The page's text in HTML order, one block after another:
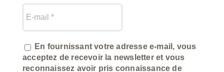
En fournissant votre adresse e-mail, vous
acceptez de recevoir la newsletter et vous
reconnaissez avoir pris connaissance de